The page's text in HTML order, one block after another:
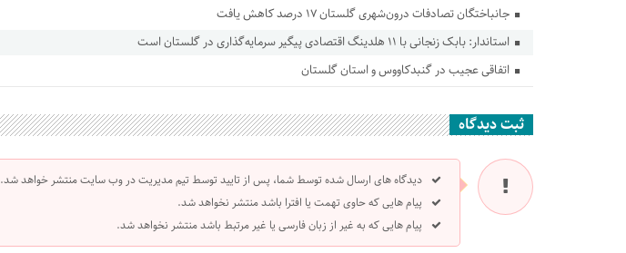
جانباختگان تصادفات درون‌شهری گلستان ۱۷ درصد کاهش یافت
استاندار: بابک زنجانی با ۱۱ هلدینگ اقتصادی پیگیر سرمایه‌گذاری در گلستان است
اتفاقی عجیب در‌ گنبدکاووس و استان گلستان
ثبت دیدگاه
دیدگاه های ارسال شده توسط شما، پس از تایید توسط تیم مدیریت در وب سایت منتشر خواهد شد.
پیام هایی که حاوی تهمت یا افترا باشد منتشر نخواهد شد.
پیام هایی که به غیر از زبان فارسی یا غیر مرتبط باشد منتشر نخواهد شد.